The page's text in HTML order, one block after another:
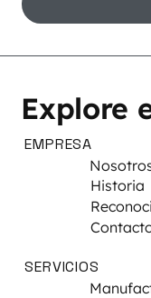
Explore
EMPRESA
Historia
SERVICIOS